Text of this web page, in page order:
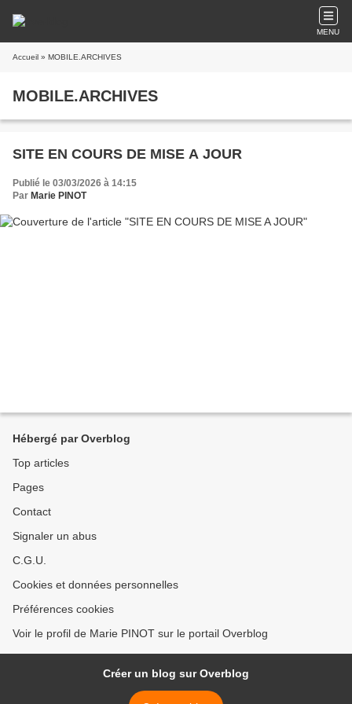
MENU
Accueil » MOBILE.ARCHIVES
MOBILE.ARCHIVES
SITE EN COURS DE MISE A JOUR
Publié le 03/03/2026 à 14:15
Par Marie PINOT
Hébergé par Overblog
Top articles
Pages
Contact
Signaler un abus
C.G.U.
Cookies et données personnelles
Préférences cookies
Voir le profil de Marie PINOT sur le portail Overblog
Créer un blog sur Overblog